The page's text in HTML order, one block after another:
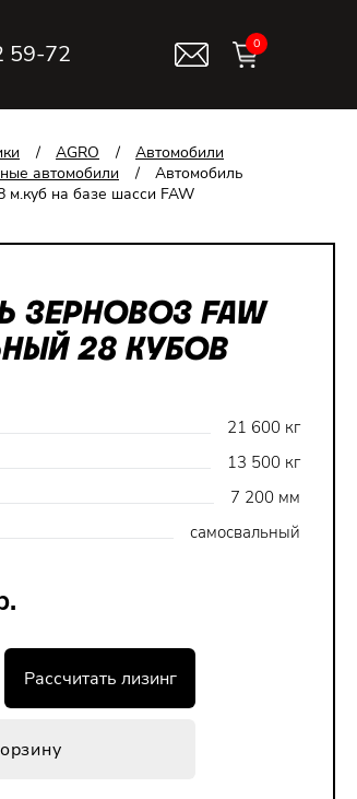
59-72 0
/ AGRO /
Автомобили
автомобили /
Автомобиль
м.куб на базе шасси FAW
ЗЕРНОВОЗ FAW
28 КУБОВ
21 600 кг
13 500 кг
7 200 мм
самосвальный
Рассчитать лизинг